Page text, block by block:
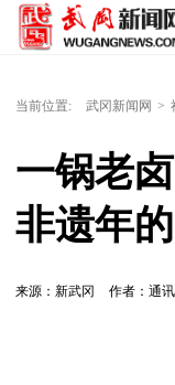
当前位置: 武冈新闻网 >
一锅老
非遗年
来源：新武冈 作者：通